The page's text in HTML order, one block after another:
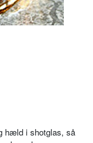
hæld i shotglas, så